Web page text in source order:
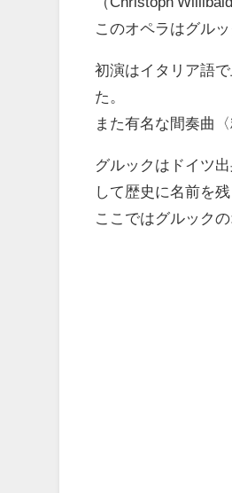
このオペラはグル
初演はイタリア語
た。
また有名な間奏曲
グルックはドイツ
して歴史に名前を残
ここではグルック